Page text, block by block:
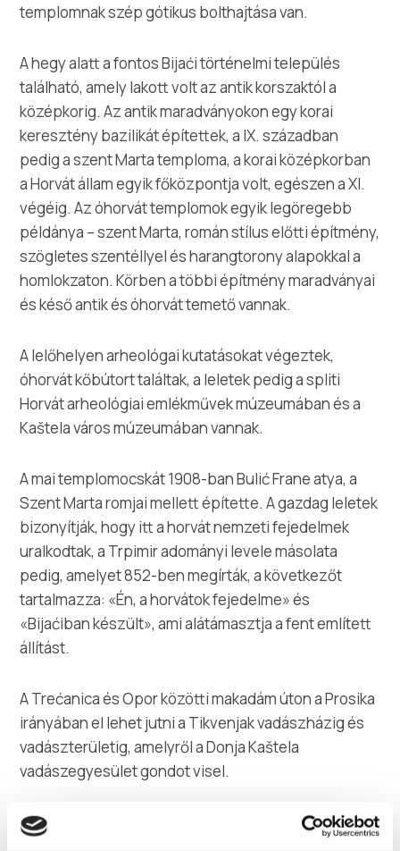
templomnak szép gótikus bolthajtása van.
A hegy alatt a fontos Bijaći történelmi település
található, amely lakott volt az antik korszaktól a
középkorig. Az antik maradványokon egy korai
keresztény bazilikát építettek, a IX. században
pedig a szent Marta temploma, a korai középkorban
a Horvát állam egyik főközpontja volt, egészen a XI.
végéig. Az óhorvát templomok egyik legöregebb
példánya – szent Marta, román stílus előtti építmény,
szögletes szentéllyel és harangtorony alapokkal a
homlokzaton. Körben a többi építmény maradványai
és késő antik és óhorvát temető vannak.
A lelőhelyen arheológai kutatásokat végeztek,
óhorvát kőbútort találtak, a leletek pedig a spliti
Horvát arheológiai emlékművek múzeumában és a
Kaštela város múzeumában vannak.
A mai templomocskát 1908-ban Bulić Frane atya, a
Szent Marta romjai mellett építette. A gazdag leletek
bizonyítják, hogy itt a horvát nemzeti fejedelmek
uralkodtak, a Trpimir adományi levele másolata
pedig, amelyet 852-ben megírták, a következőt
tartalmazza: «Én, a horvátok fejedelme» és
«Bijaćiban készült», ami alátámasztja a fent említett
állítást.
A Trećanica és Opor közötti makadám úton a Prosika
irányában el lehet jutni a Tikvenjak vadászházig és
vadászterületig, amelyről a Donja Kaštela
vadászegyesület gondot visel.
A kaštelai terület nyugati határán a Mujo barlangja